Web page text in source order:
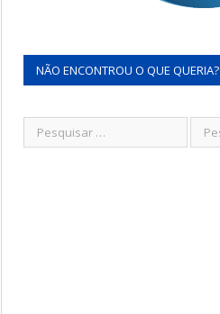
NÃO ENCONTROU O QUE QUERIA?